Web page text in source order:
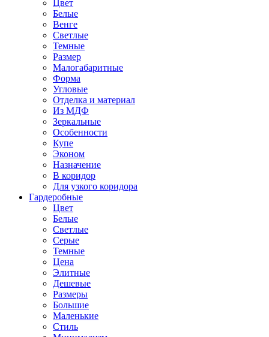
Цвет
Белые
Венге
Светлые
Темные
Размер
Малогабаритные
Форма
Угловые
Отделка и материал
Из МДФ
Зеркальные
Особенности
Купе
Эконом
Назначение
В коридор
Для узкого коридора
Гардеробные
Цвет
Белые
Светлые
Серые
Темные
Цена
Элитные
Дешевые
Размеры
Большие
Маленькие
Стиль